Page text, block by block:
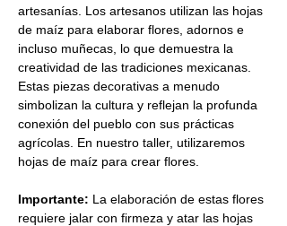
artesanías. Los artesanos utilizan las hojas
de maíz para elaborar flores, adornos e
incluso muñecas, lo que demuestra la
creatividad de las tradiciones mexicanas.
Estas piezas decorativas a menudo
simbolizan la cultura y reflejan la profunda
conexión del pueblo con sus prácticas
agrícolas. En nuestro taller, utilizaremos
hojas de maíz para crear flores.
Importante: La elaboración de estas flores
requiere jalar con firmeza y atar las hojas